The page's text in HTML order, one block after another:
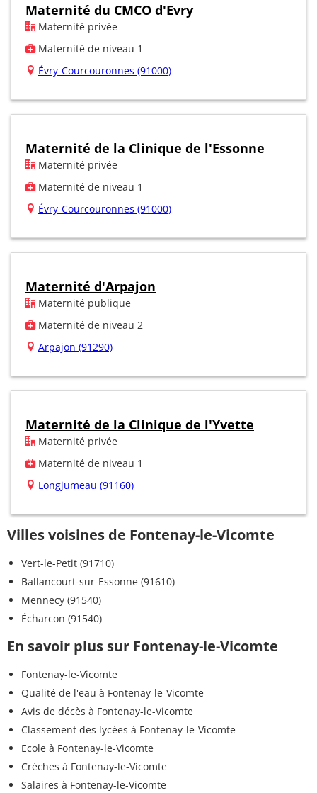
Maternité du CMCO d'Evry
Maternité privée
Maternité de niveau 1
Évry-Courcouronnes (91000)
Maternité de la Clinique de l'Essonne
Maternité privée
Maternité de niveau 1
Évry-Courcouronnes (91000)
Maternité d'Arpajon
Maternité publique
Maternité de niveau 2
Arpajon (91290)
Maternité de la Clinique de l'Yvette
Maternité privée
Maternité de niveau 1
Longjumeau (91160)
Villes voisines de Fontenay-le-Vicomte
Vert-le-Petit (91710)
Ballancourt-sur-Essonne (91610)
Mennecy (91540)
Écharcon (91540)
En savoir plus sur Fontenay-le-Vicomte
Fontenay-le-Vicomte
Qualité de l'eau à Fontenay-le-Vicomte
Avis de décès à Fontenay-le-Vicomte
Classement des lycées à Fontenay-le-Vicomte
Ecole à Fontenay-le-Vicomte
Crèches à Fontenay-le-Vicomte
Salaires à Fontenay-le-Vicomte